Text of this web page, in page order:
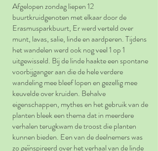
Afgelopen zondag liepen 12
buurtkruidgenoten met elkaar door de
Erasmusparkbuurt, Er werd verteld over
munt, lavas, salie, linde en aardperen. Tijdens
het wandelen werd ook nog veel 1 op 1
uitgewisseld. Bij de linde haakte een spontane
voorbijganger aan die de hele verdere
wandeling mee bleef lopen en gezellig mee
keuvelde over kruiden. Behalve
eigenschappen, mythes en het gebruik van de
planten bleek een thema dat in meerdere
verhalen terugkwam de troost die planten
kunnen bieden. Een van de deelnemers was
zo geïnspireerd over het verhaal van de linde